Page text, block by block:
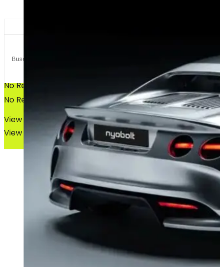
No Result
View All Result
No Result
View All Result